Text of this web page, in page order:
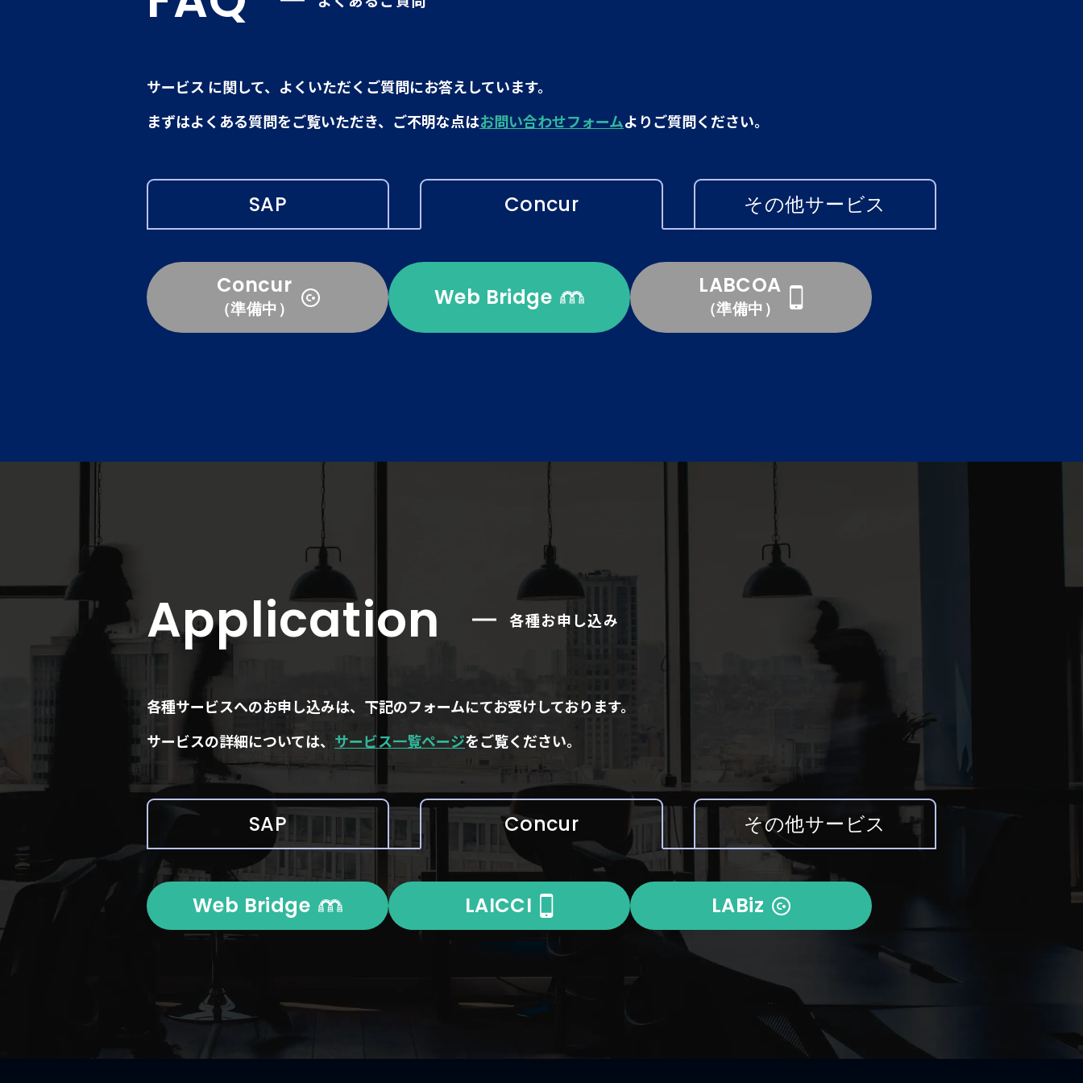
サービス に関して、よくいただくご質問にお答えしています。
まずはよくある質問をご覧いただき、ご不明な点はお問い合わせフォームよりご質問ください。
SAP Concur その他サービス
Concur
（準備中） Web Bridge LABCOA
（準備中）
Application 各種お申し込み
各種サービスへのお申し込みは、下記のフォームにてお受けしております。
サービスの詳細については、 サービス一覧ページをご覧ください。
SAP Concur その他サービス
Web Bridge LAICCI LABiz